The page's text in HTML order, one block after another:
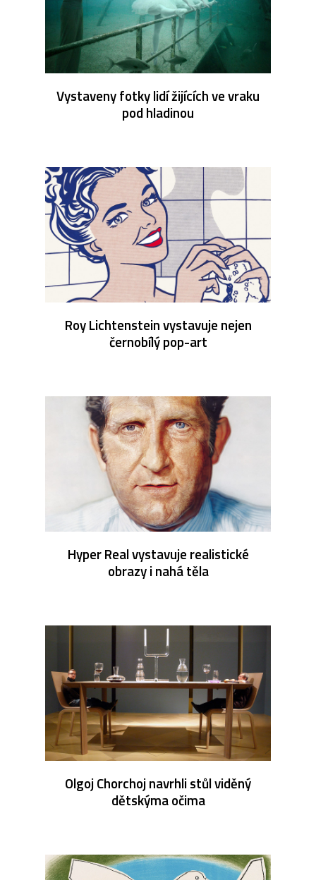
Vystaveny fotky lidí žijících ve vraku
pod hladinou
Roy Lichtenstein vystavuje nejen
černobílý pop-art
Hyper Real vystavuje realistické
obrazy i nahá těla
Olgoj Chorchoj navrhli stůl viděný
dětskýma očima